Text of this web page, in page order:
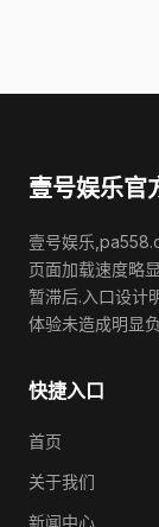
壹号娱乐官
壹号娱乐
页面加载速度略
暂滞后.入口设计
体验未造成明显
快捷入口
首页
关于我们
新闻中心